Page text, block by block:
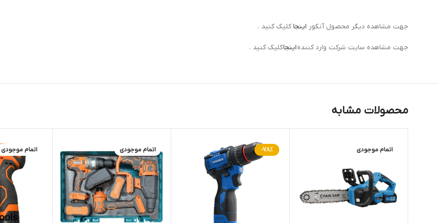
جهت مشاهده دیگر محصول آنکور اینجاکلیک کنید .
جهت مشاهده سایت شرکت وارد کنندهاینجاکلیک کنید .
محصولات مشابه
اتمام موجودی -78% اتمام موجودی اتمام موجودی